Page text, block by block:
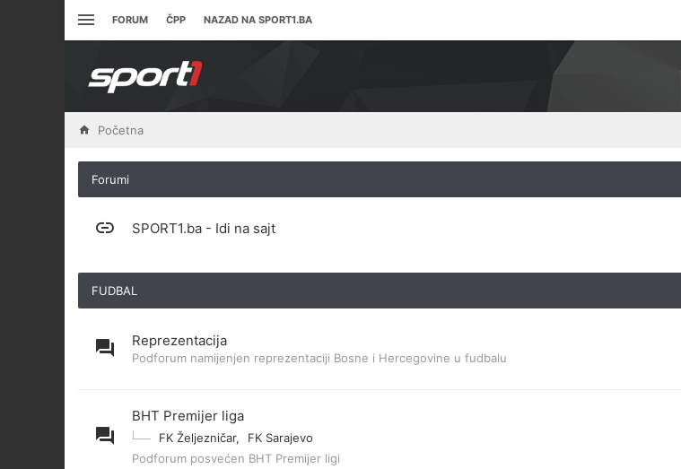
FORUM ČPP NAZAD NA SPORT1.BA
Početna
Forumi
SPORT1.ba - Idi na sajt
FUDBAL
Reprezentacija
Podforum namijenjen reprezentaciji Bosne i Hercegovine u fudbalu
BHT Premijer liga
FK Željezničar,
FK Sarajevo
Podforum posvećen BHT Premijer ligi